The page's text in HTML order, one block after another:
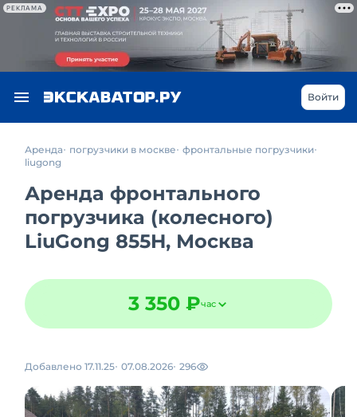
РЕКЛАМА
Войти
Аренда погрузчики в москве фронтальные погрузчики
liugong
Аренда фронтального
погрузчика (колесного)
LiuGong 855H, Москва
3 350 ₽час
Добавлено 17.11.25 07.08.2026 296